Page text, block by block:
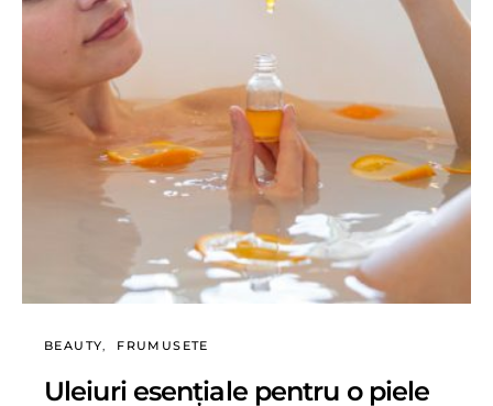
BEAUTY FRUMUSETE
Uleiuri esențiale pentru o piele